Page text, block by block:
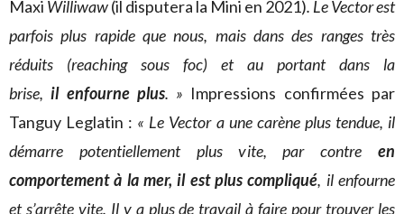
Maxi Williwaw(il disputera la Mini en 2021). Le Vector est
parfois plus rapide que nous, mais dans des ranges très
réduits (reaching sous foc) et au portant dans la
brise,il enfourne plus. » Impressions confirmées par
Tanguy Leglatin : « Le Vector a une carène plus tendue, il
démarre potentiellement plus vite, par contre en
comportement à la mer, il est plus compliqué, il enfourne
et s’arrête vite. Il y a plus de travail à faire pour trouver les